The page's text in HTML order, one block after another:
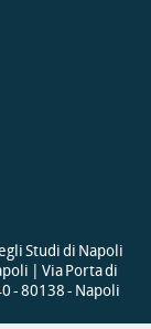
Studi di Napoli
| Via Porta di
- 80138 - Napoli